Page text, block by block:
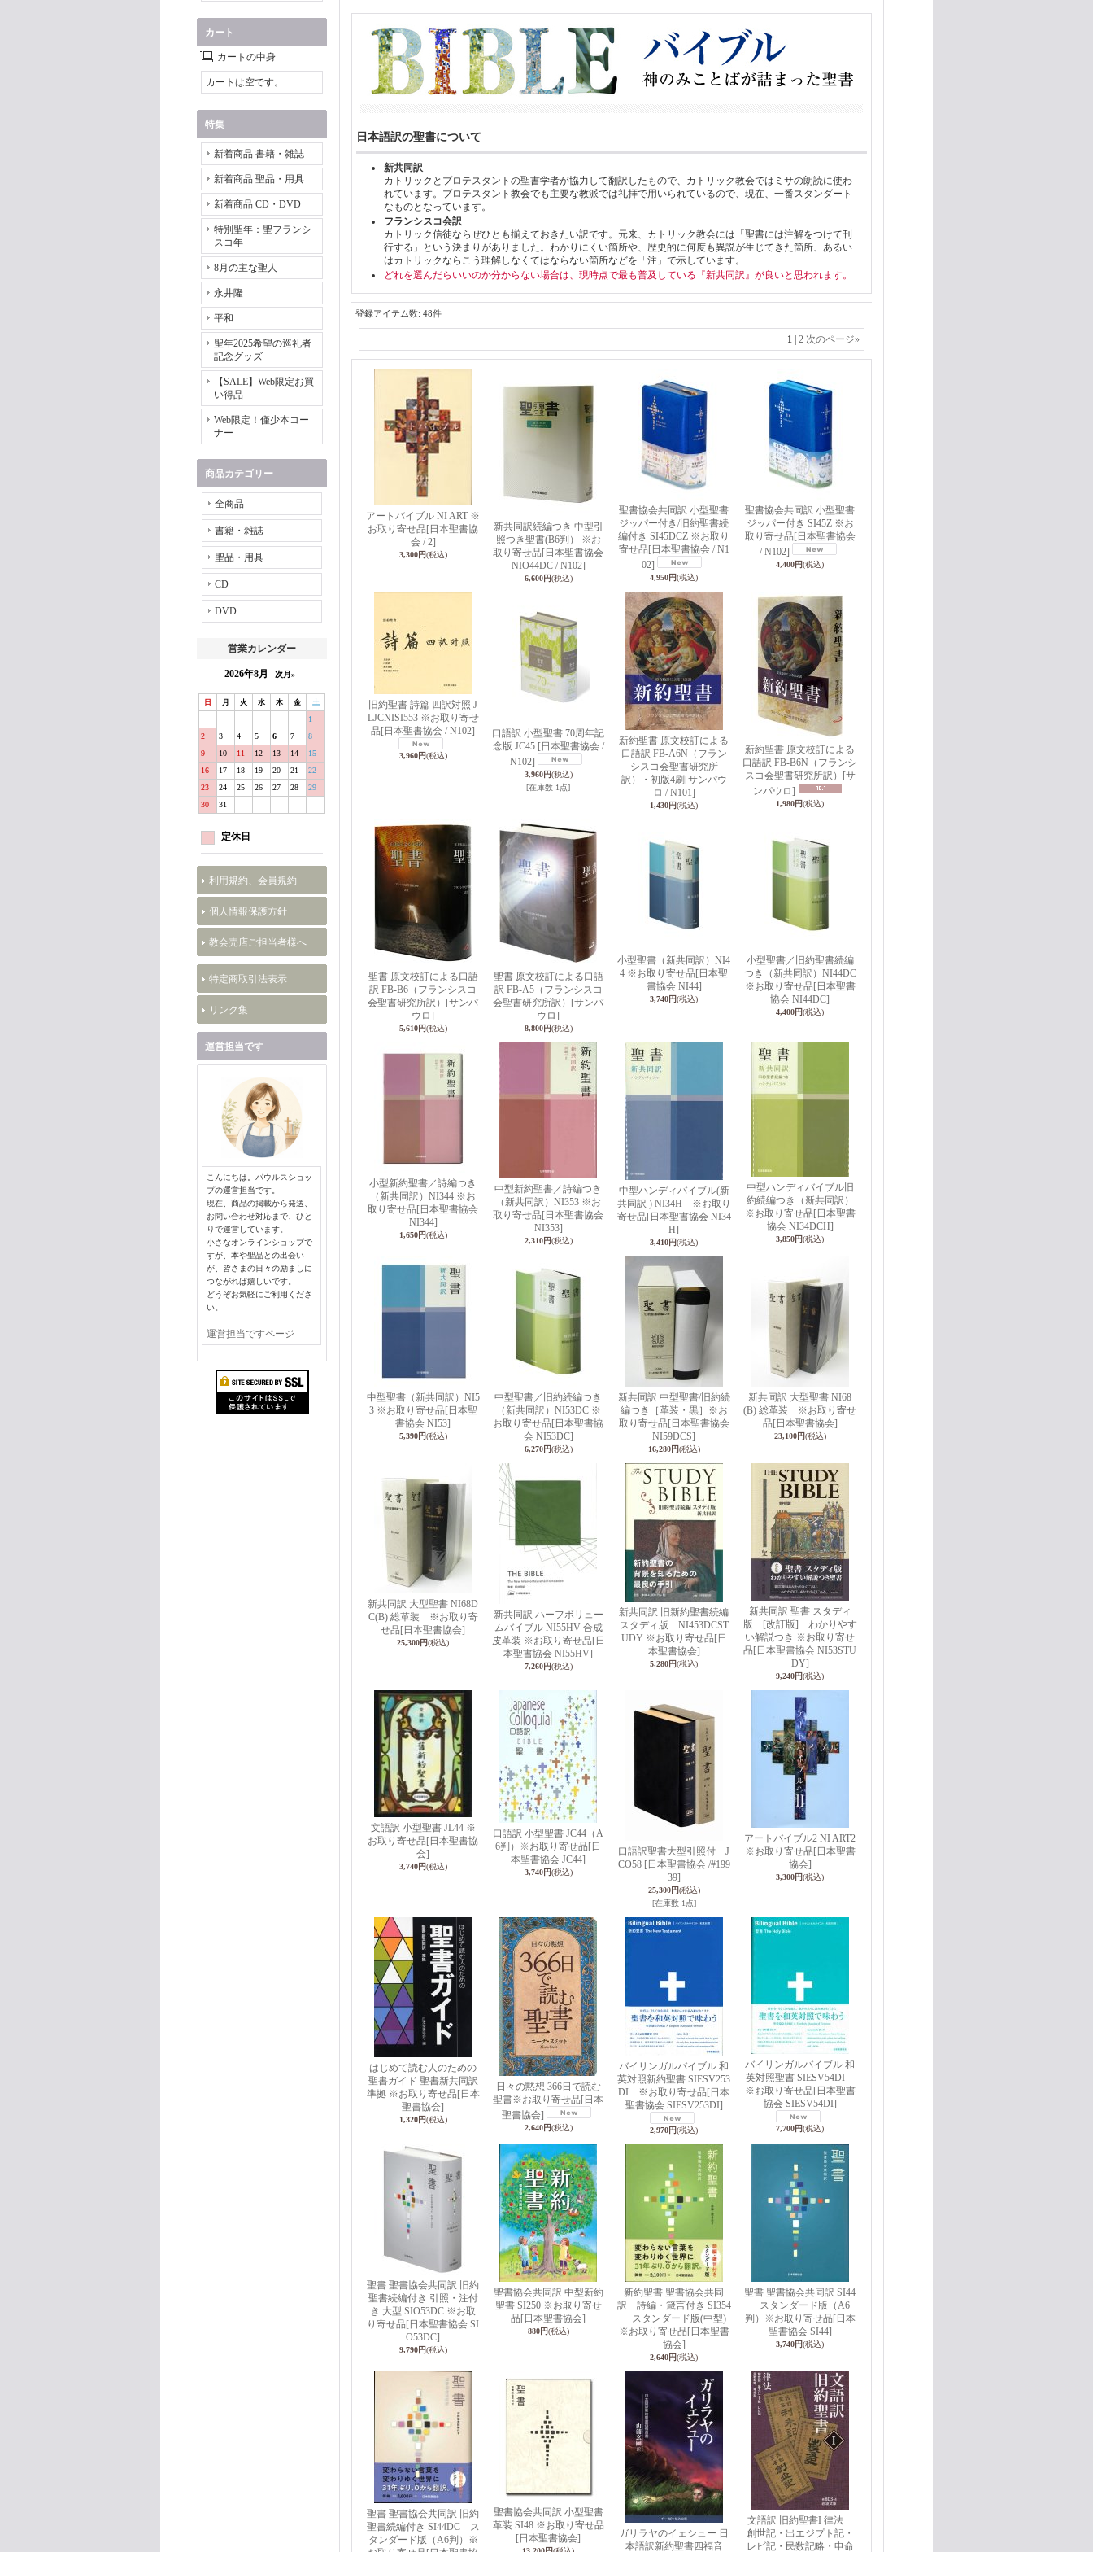
カート
カートの中身
カートは空です。
特集
新着商品 書籍・雑誌
新着商品 聖品・用具
新着商品 CD・DVD
特別聖年：聖フランシ
スコ年
8月の主な聖人
永井隆
平和
聖年2025希望の巡礼者
記念グッズ
【SALE】Web限定お買
い得品
Web限定！僅少本コー
ナー
商品カテゴリー
全商品
書籍・雑誌
聖品・用具
CD
DVD
営業カレンダー
2026年8月 次月»
日 月 火 水 木 金 土
1
2
3 4 5 6 7
8
9
10 11 12 13 14
15
16
17 18 19 20 21
22
23
24 25 26 27 28
29
30
31
定休日
利用規約、会員規約
個人情報保護方針
教会売店ご担当者様へ
特定商取引法表示
リンク集
運営担当です
こんにちは。パウルスショッ
プの運営担当です。
現在、商品の掲載から発送、
お問い合わせ対応まで、ひと
りで運営しています。
小さなオンラインショップで
すが、本や聖品との出会い
が、皆さまの日々の励ましに
つながれば嬉しいです。
どうぞお気軽にご利用くださ
い。
運営担当ですページ
日本語訳の聖書について
新共同訳
カトリックとプロテスタントの聖書学者が協力して翻訳したもので、カトリック教会ではミサの朗読に使わ
れています。プロテスタント教会でも主要な教派では礼拝で用いられているので、現在、一番スタンダート
なものとなっています。
フランシスコ会訳
カトリック信徒ならぜひとも揃えておきたい訳です。元来、カトリック教会には「聖書には注解をつけて刊
行する」という決まりがありました。わかりにくい箇所や、歴史的に何度も異説が生じてきた箇所、あるい
はカトリックならこう理解しなくてはならない箇所などを「注」で示しています。
どれを選んだらいいのか分からない場合は、現時点で最も普及している『新共同訳』が良いと思われます。
登録アイテム数: 48件
1 2 次のページ»
アートバイブル NI ART ※
お取り寄せ品 [日本聖書協
会 / 2]
3,300円(税込)
新共同訳続編つき 中型引
照つき聖書(B6判） ※お
取り寄せ品 [日本聖書協会
NIO44DC / N102]
6,600円(税込)
聖書協会共同訳 小型聖書
ジッパー付き/旧約聖書続
編付き SI45DCZ ※お取り
寄せ品 [日本聖書協会 / N1
02]
4,950円(税込)
聖書協会共同訳 小型聖書
ジッパー付き SI45Z ※お
取り寄せ品 [日本聖書協会
/ N102]
4,400円(税込)
旧約聖書 詩篇 四訳対照 J
LJCNISI553 ※お取り寄せ
品 [日本聖書協会 / N102]
3,960円(税込)
口語訳 小型聖書 70周年記
念版 JC45 [日本聖書協会 /
N102]
3,960円(税込)
[在庫数 1点]
新約聖書 原文校訂による
口語訳 FB-A6N（フラン
シスコ会聖書研究所
訳）・初版4刷 [サンパウ
ロ / N101]
1,430円(税込)
新約聖書 原文校訂による
口語訳 FB-B6N（フランシ
スコ会聖書研究所訳）
[サ
ンパウロ]
1,980円(税込)
聖書 原文校訂による口語
訳 FB-B6（フランシスコ
会聖書研究所訳）
[サンパ
ウロ]
5,610円(税込)
聖書 原文校訂による口語
訳 FB-A5（フランシスコ
会聖書研究所訳）
[サンパ
ウロ]
8,800円(税込)
小型聖書（新共同訳）NI4
4 ※お取り寄せ品 [日本聖
書協会 NI44]
3,740円(税込)
小型聖書／旧約聖書続編
つき（新共同訳）NI44DC
※お取り寄せ品 [日本聖書
協会 NI44DC]
4,400円(税込)
小型新約聖書／詩編つき
（新共同訳）NI344 ※お
取り寄せ品 [日本聖書協会
NI344]
1,650円(税込)
中型新約聖書／詩編つき
（新共同訳）NI353 ※お
取り寄せ品 [日本聖書協会
NI353]
2,310円(税込)
中型ハンディバイブル(新
共同訳 ) NI34H ※お取り
寄せ品 [日本聖書協会 NI34
H]
3,410円(税込)
中型ハンディバイブル旧
約続編つき（新共同訳）
※お取り寄せ品 [日本聖書
協会 NI34DCH]
3,850円(税込)
中型聖書（新共同訳）NI5
3 ※お取り寄せ品 [日本聖
書協会 NI53]
5,390円(税込)
中型聖書／旧約続編つき
（新共同訳）NI53DC ※
お取り寄せ品 [日本聖書協
会 NI53DC]
6,270円(税込)
新共同訳 中型聖書/旧約続
編つき［革装・黒］※お
取り寄せ品 [日本聖書協会
NI59DCS]
16,280円(税込)
新共同訳 大型聖書 NI68
(B) 総革装 ※お取り寄せ
品 [日本聖書協会]
23,100円(税込)
新共同訳 大型聖書 NI68D
C(B) 総革装 ※お取り寄
せ品 [日本聖書協会]
25,300円(税込)
新共同訳 ハーフボリュー
ムバイブル NI55HV 合成
皮革装 ※お取り寄せ品 [日
本聖書協会 NI55HV]
7,260円(税込)
新共同訳 旧新約聖書続編
スタディ版 NI453DCST
UDY ※お取り寄せ品 [日
本聖書協会]
5,280円(税込)
新共同訳 聖書 スタディ
版 [改訂版] わかりやす
い解説つき ※お取り寄せ
品 [日本聖書協会 NI53STU
DY]
9,240円(税込)
文語訳 小型聖書 JL44 ※
お取り寄せ品 [日本聖書協
会]
3,740円(税込)
口語訳 小型聖書 JC44（A
6判）※お取り寄せ品 [日
本聖書協会 JC44]
3,740円(税込)
口語訳聖書大型引照付 J
CO58 [日本聖書協会 /#199
39]
25,300円(税込)
[在庫数 1点]
アートバイブル2 NI ART2
※お取り寄せ品 [日本聖書
協会]
3,300円(税込)
はじめて読む人のための
聖書ガイド 聖書新共同訳
準拠 ※お取り寄せ品 [日本
聖書協会]
1,320円(税込)
日々の黙想 366日で読む
聖書※お取り寄せ品 [日本
聖書協会]
2,640円(税込)
バイリンガルバイブル 和
英対照新約聖書 SIESV253
DI ※お取り寄せ品 [日本
聖書協会 SIESV253DI]
2,970円(税込)
バイリンガルバイブル 和
英対照聖書 SIESV54DI
※お取り寄せ品 [日本聖書
協会 SIESV54DI]
7,700円(税込)
聖書 聖書協会共同訳 旧約
聖書続編付き 引照・注付
き 大型 SIO53DC ※お取
り寄せ品 [日本聖書協会 SI
O53DC]
9,790円(税込)
聖書協会共同訳 中型新約
聖書 SI250 ※お取り寄せ
品 [日本聖書協会]
880円(税込)
新約聖書 聖書協会共同
訳 詩編・箴言付き SI354
スタンダード版(中型)
※お取り寄せ品 [日本聖書
協会]
2,640円(税込)
聖書 聖書協会共同訳 SI44
スタンダード版（A6
判）※お取り寄せ品 [日本
聖書協会 SI44]
3,740円(税込)
聖書 聖書協会共同訳 旧約
聖書続編付き SI44DC ス
タンダード版（A6判）※
聖書協会共同訳 小型聖書
革装 SI48 ※お取り寄せ品
[日本聖書協会]
ガリラヤのイェシュー 日
本語訳新約聖書四福音
文語訳 旧約聖書I 律法
創世記・出エジプト記・
レビ記・民数記略・申命